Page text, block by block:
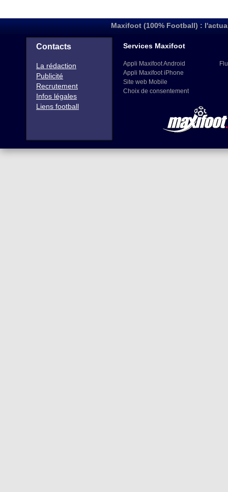
Maxifoot (100% Football) :
Contacts
La rédaction
Publicité
Recrutement
Infos légales
Liens football
Services Maxifoot
Appli Maxifoot Android
Appli Maxifoot iPhone
Site web Mobile
Choix de consentement